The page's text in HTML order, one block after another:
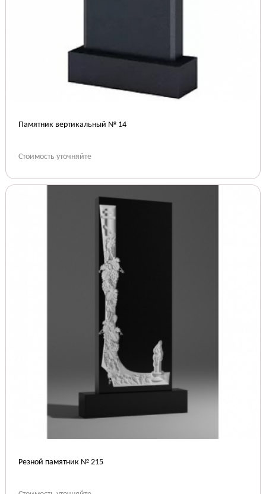
Памятник вертикальный № 14
Стоимость уточняйте
Резной памятник № 215